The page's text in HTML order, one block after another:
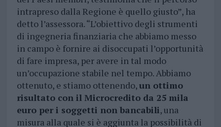
intrapreso dalla Regione è quello giusto”, ha
detto l’assessora. “L’obiettivo degli strumenti
di ingegneria finanziaria che abbiamo messo
in campo è fornire ai disoccupati l’opportunità
di fare impresa, per avere in tal modo
un’occupazione stabile nel tempo. Abbiamo
ottenuto, e stiamo ottenendo,un ottimo
risultato con il Microcredito da 25 mila
euro per i soggetti non bancabili, una
misura alla quale si è aggiunta la possibilità di